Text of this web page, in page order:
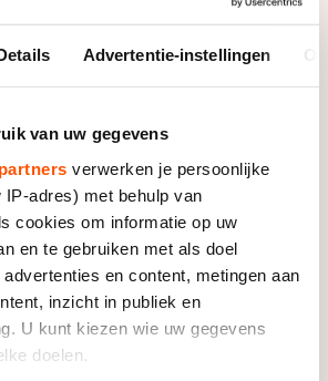
Advertentie-instellingen
van uw gegevens
verwerken je persoonlijke
adres) met behulp van
cookies om informatie op uw
en te gebruiken met als doel
en content, metingen aan
inzicht in publiek en
U kunt kiezen wie uw gegevens
doelen.
op
en skaten?
Spelen
verhalen